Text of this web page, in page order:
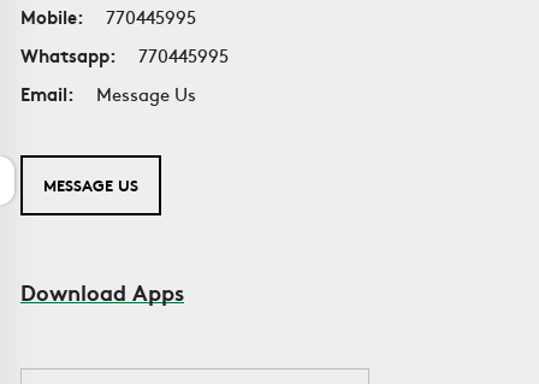
Mobile:
770445995
Whatsapp:
770445995
Email:
Message Us
MESSAGE US
Download Apps